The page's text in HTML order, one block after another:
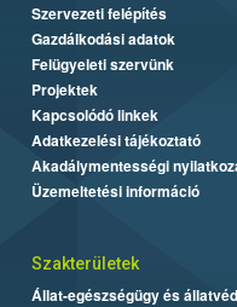
Szervezeti felépítés
Gazdálkodási adatok
Felügyeleti szervünk
Projektek
Kapcsolódó linkek
Adatkezelési tájékoztató
Akadálymentességi
Üzemeltetési információ
Szakterületek
Állat-egészségügy és